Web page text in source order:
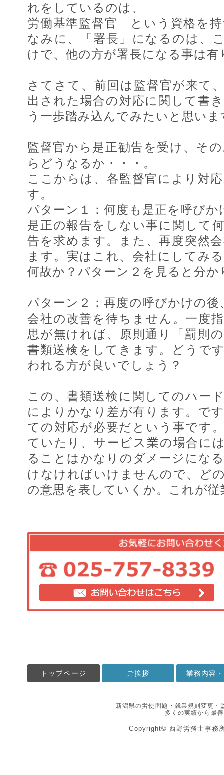
れをしているのは、
労働基準監督官 という資格を
なみに、「署長」になるのは、
けで、他の方が署長になる事は有
さてさて、前回は監督官が来て
出された場合の対応に関して書
う一歩踏み込んでみたいと思いま
監督官から是正勧告を受け、そ
らどうなるか・・・。
ここからは、各監督官により対
す。
パターン１：何度も是正を呼びか
是正の報告をしない事に関して
告を求めます。また、再度突然
ます。実はこれ、会社にしてみ
何故か？パターン２を見ると分か
パターン２：再度の呼びかけの
会社の改善を待ちません。一度
思が無ければ、原則通り「罰則
書類送検をしてきます。どうで
われる方が良いでしょう？
この、書類送検に関してのハー
によりかなり差が有ります。で
ての対応が必要だという事です
ていたり、サービス業の場合に
ることはかなりのダメージにな
けなければいけませんので、ど
の意思を表していくか。これが
トップページ ご挨拶 業務内容
新潟県の労使問題・就業規則変更
多くの実績から最
Copyright© 西野労務士事